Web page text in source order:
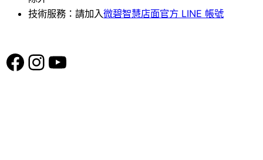
技術服務：請加入微碧智慧店面官方 LINE 帳號
Facebook Instagram YouTube